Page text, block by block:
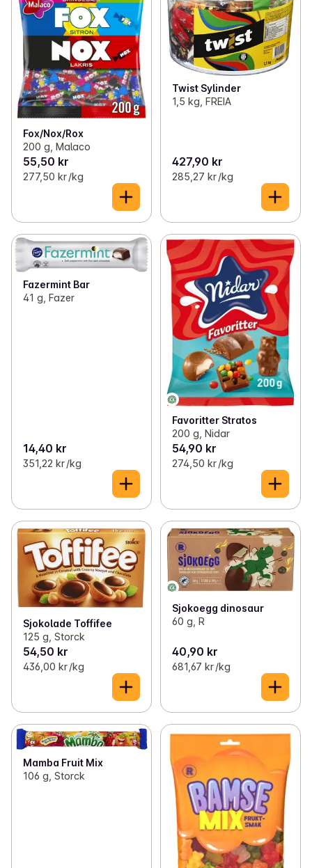
Fox/Nox/Rox
200 g, Malaco
55,50 kr
277,50 kr /kg
Twist Sylinder
1,5 kg, FREIA
427,90 kr
285,27 kr /kg
Fazermint Bar
41 g, Fazer
14,40 kr
351,22 kr /kg
Favoritter Stratos
200 g, Nidar
54,90 kr
274,50 kr /kg
Sjokolade Toffifee
125 g, Storck
54,50 kr
436,00 kr /kg
Sjokoegg dinosaur
60 g, R
40,90 kr
681,67 kr /kg
Mamba Fruit Mix
106 g, Storck